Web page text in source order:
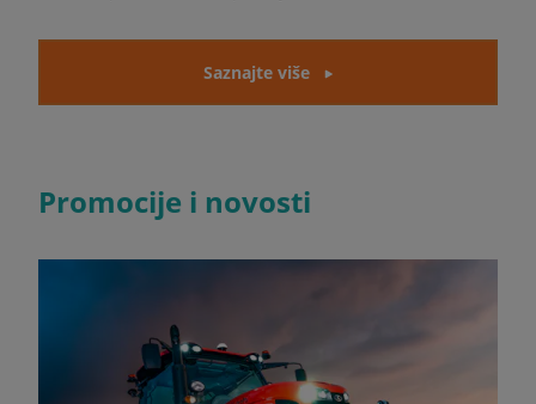
Saznajte više
Promocije i novosti